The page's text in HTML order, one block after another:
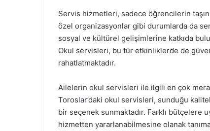
Servis hizmetleri, sadece öğrencilerin
özel organizasyonlar gibi durumlarda da
sosyal ve kültürel gelişimlerine katkıda
Okul servisleri, bu tür etkinliklerde de
rahatlatmaktadır.
Ailelerin okul servisleri ile ilgili en çok
Toroslar’daki okul servisleri, sunduğu
bir seçenek sunmaktadır. Farklı bütçelere
hizmetten yararlanabilmesine olanak